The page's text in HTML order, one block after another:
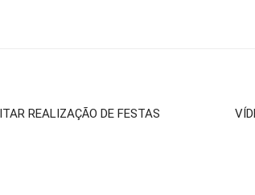
REALIZAÇÃO DE FESTAS